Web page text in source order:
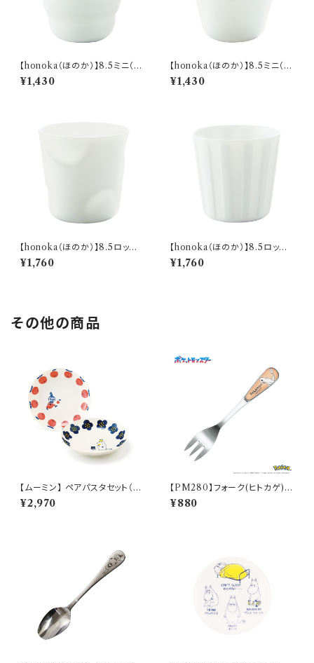
【honoka（ほのか）】8.5ミニ（ボ
ーダー 白) O-M10701
¥1,430
【honoka（ほのか）】8.5ミニ（ス
ノー 白) O-M11301
¥1,430
【honoka（ほのか）】8.5ロック
（サークル 白) O-M10001
¥1,760
【honoka（ほのか）】8.5ロック
（ストライプ 白) O-M10301
¥1,760
その他の商品
【ムーミン】 ペアパスタセット（リ
トルミイ・スノークのおじょうさ
ん）【MM030】
¥2,970
【PM280】フォーク(ヒトカゲ)
【Daily Sketch】PM282-851
¥880